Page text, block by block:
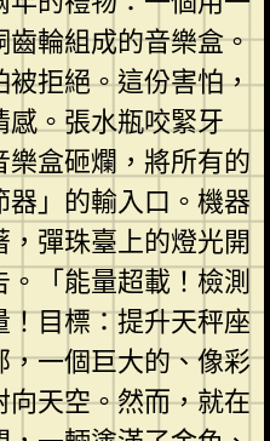
輪組成的音樂盒。
拒絕。這份害怕，
。張水瓶咬緊牙
盒砸爛，將所有的
」的輸入口。機器
彈珠臺上的燈光開
「能量超載！檢測
目標：提升天秤座
一個巨大的、像彩
天空。然而，就在